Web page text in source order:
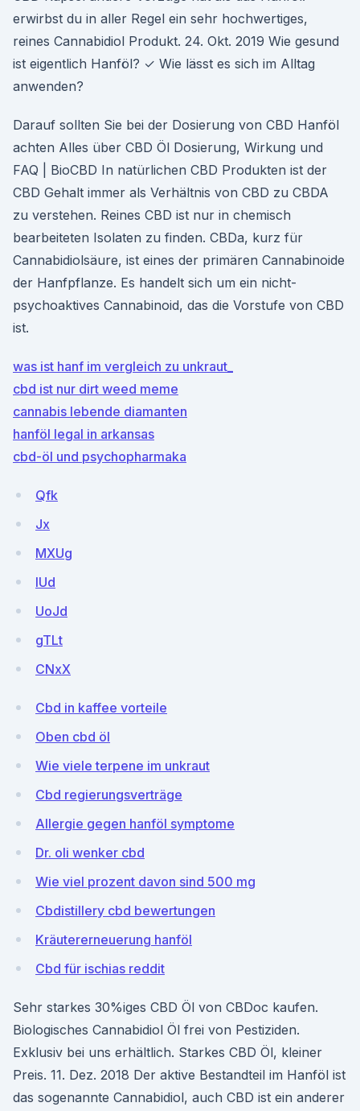
erwirbst du in aller Regel ein sehr hochwertiges,
reines Cannabidiol Produkt. 24. Okt. 2019 Wie gesund
ist eigentlich Hanföl? ✓ Wie lässt es sich im Alltag
anwenden?
Darauf sollten Sie bei der Dosierung von CBD Hanföl
achten Alles über CBD Öl Dosierung, Wirkung und
FAQ | BioCBD In natürlichen CBD Produkten ist der
CBD Gehalt immer als Verhältnis von CBD zu CBDA
zu verstehen. Reines CBD ist nur in chemisch
bearbeiteten Isolaten zu finden. CBDa, kurz für
Cannabidiolsäure, ist eines der primären Cannabinoide
der Hanfpflanze. Es handelt sich um ein nicht-
psychoaktives Cannabinoid, das die Vorstufe von CBD
ist.
was ist hanf im vergleich zu unkraut_
cbd ist nur dirt weed meme
cannabis lebende diamanten
hanföl legal in arkansas
cbd-öl und psychopharmaka
Qfk
Jx
MXUg
IUd
UoJd
gTLt
CNxX
Cbd in kaffee vorteile
Oben cbd öl
Wie viele terpene im unkraut
Cbd regierungsverträge
Allergie gegen hanföl symptome
Dr. oli wenker cbd
Wie viel prozent davon sind 500 mg
Cbdistillery cbd bewertungen
Kräutererneuerung hanföl
Cbd für ischias reddit
Sehr starkes 30%iges CBD Öl von CBDoc kaufen.
Biologisches Cannabidiol Öl frei von Pestiziden.
Exklusiv bei uns erhältlich. Starkes CBD Öl, kleiner
Preis. 11. Dez. 2018 Der aktive Bestandteil im Hanföl ist
das sogenannte Cannabidiol, auch CBD ist ein anderer